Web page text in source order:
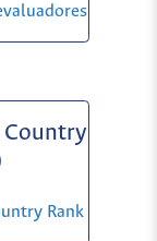
Country